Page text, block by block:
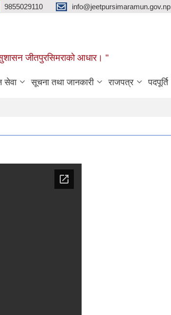
9855029110
जीतपुरसिमराको आधार। "
सेवा सूचना तथा जानकारी राजपत्र पदपूर्ति